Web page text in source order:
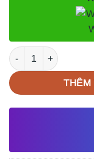
CHỮ CHEVROLET
THÊM